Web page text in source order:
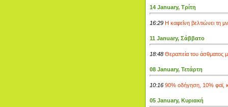
14 January, Τρίτη
16:29 H καφεΐνη βελτιώνει τη
11 January, Σάββατο
18:48 Θεραπεία του άσθματος
08 January, Τετάρτη
10:16 90% οδήγηση, 10% φαϊ,
05 January, Κυριακή